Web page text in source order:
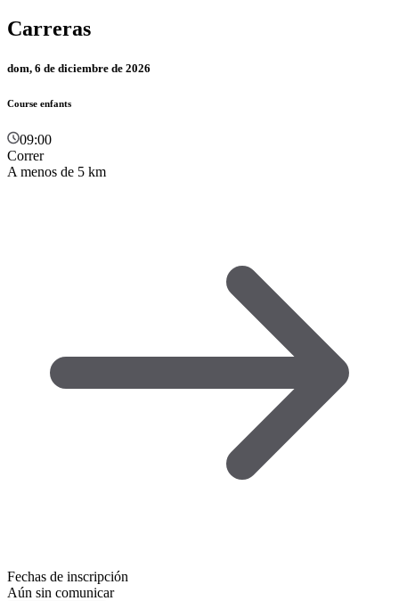
Carreras
dom, 6 de diciembre de 2026
Course enfants
09:00
Correr
A menos de 5 km
Fechas de inscripción
Aún sin comunicar